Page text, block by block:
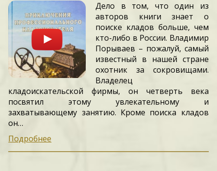
Дело в том, что один из
авторов книги знает о
поиске кладов больше, чем
кто-либо в России. Владимир
Порываев – пожалуй, самый
известный в нашей стране
охотник за сокровищами.
Владелец
кладоискательской фирмы, он четверть века
посвятил этому увлекательному и
захватывающему занятию. Кроме поиска кладов
он…
Подробнее